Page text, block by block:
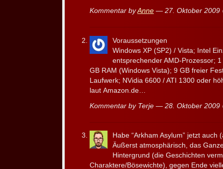
Kommentar byAnne — 27. Oktober 2009
Voraussetzungen
Windows XP (SP2) / Vista; Intel
entsprechender AMD-Prozessor;
GB RAM (Windows Vista); 9 GB freier
Laufwerk; NVidia 6600 / ATI 1300 oder
laut Amazon.de…
Kommentar by Terje — 28. Oktober 2009
Habe “Arkham Asylum” jetzt
Äußerst atmosphärisch, das
Hintergrund (die Geschichten
Charaktere/Bösewichte), gegen Ende